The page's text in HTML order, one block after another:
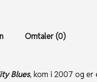
Omtaler (0)
Blues, kom i 2007 og er